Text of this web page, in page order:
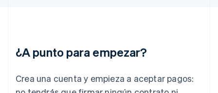
¿A punto para empezar?
Crea una cuenta y empieza a aceptar pagos:
India
English